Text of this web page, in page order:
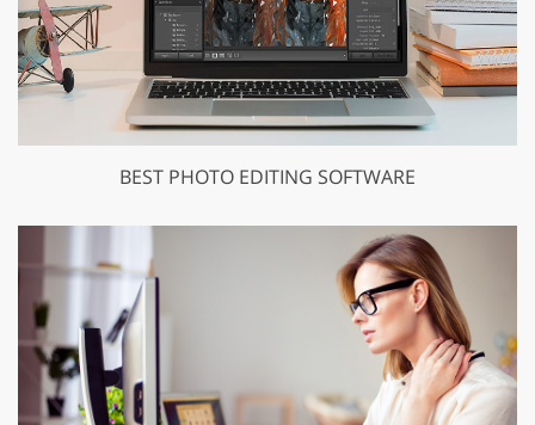
BEST PHOTO EDITING SOFTWARE